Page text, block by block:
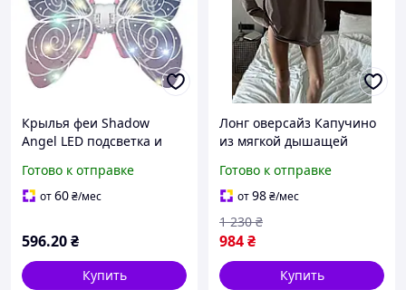
Крылья феи Shadow
Angel LED подсветка и
Световые LED-крылья
Shadow для создания
Готово к отправке
от60₴/мес
596.20₴
Купить
Лонг оверсайз Капучино
из мягкой дышащей
стильных образов с
джинсами и шортами
Готово к отправке
от98₴/мес
984₴
1 230 ₴
Купить